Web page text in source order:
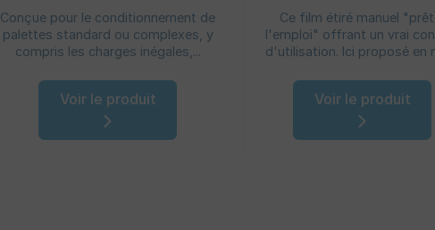
tournant - Usages
intensifs
Conçue pour le conditionnement de
palettes standard ou complexes, y
compris les charges inégales,...
Voir le produit
Ce film étiré manuel
l'emploi" offrant un vrai
d'utilisation. Ici proposé en
Voir le produit